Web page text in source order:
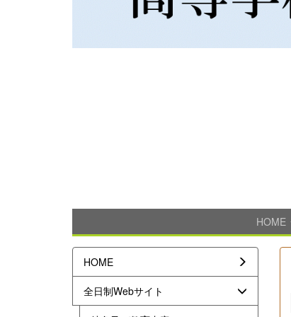
HOME
HOME
全日制Webサイト